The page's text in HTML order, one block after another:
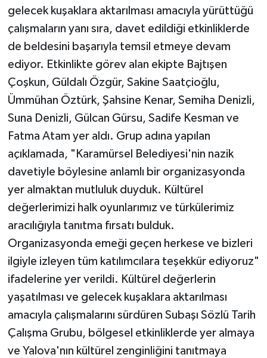
gelecek kuşaklara aktarılması amacıyla yürüttüğü
çalışmaların yanı sıra, davet edildiği etkinliklerde
de beldesini başarıyla temsil etmeye devam
ediyor. Etkinlikte görev alan ekipte Bajtışen
Çoşkun, Güldalı Özgür, Sakine Saatçioğlu,
Ümmühan Öztürk, Şahsine Kenar, Semiha Denizli,
Suna Denizli, Gülcan Gürsu, Sadife Kesman ve
Fatma Atam yer aldı. Grup adına yapılan
açıklamada, "Karamürsel Belediyesi'nin nazik
davetiyle böylesine anlamlı bir organizasyonda
yer almaktan mutluluk duyduk. Kültürel
değerlerimizi halk oyunlarımız ve türkülerimiz
aracılığıyla tanıtma fırsatı bulduk.
Organizasyonda emeği geçen herkese ve bizleri
ilgiyle izleyen tüm katılımcılara teşekkür ediyoruz"
ifadelerine yer verildi. Kültürel değerlerin
yaşatılması ve gelecek kuşaklara aktarılması
amacıyla çalışmalarını sürdüren Subaşı Sözlü Tarih
Çalışma Grubu, bölgesel etkinliklerde yer almaya
ve Yalova'nın kültürel zenginliğini tanıtmaya